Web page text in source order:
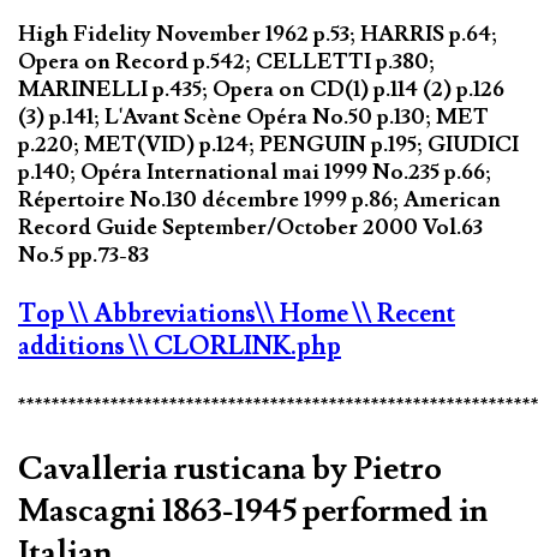
High Fidelity November 1962 p.53; HARRIS p.64;
Opera on Record p.542; CELLETTI p.380;
MARINELLI p.435; Opera on CD(1) p.114 (2) p.126
(3) p.141; L'Avant Scène Opéra No.50 p.130; MET
p.220; MET(VID) p.124; PENGUIN p.195; GIUDICI
p.140; Opéra International mai 1999 No.235 p.66;
Répertoire No.130 décembre 1999 p.86; American
Record Guide September/October 2000 Vol.63
No.5 pp.73-83
Top\\ Abbreviations\\ Home\\ Recent
additions\\ CLORLINK.php
Cavalleria rusticana by Pietro
Mascagni 1863-1945 performed in